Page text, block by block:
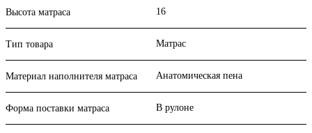
Высота матраса 16
Тип товара Матрас
Материал наполнителя матраса Анатомическая пена
Форма поставки матраса В рулоне